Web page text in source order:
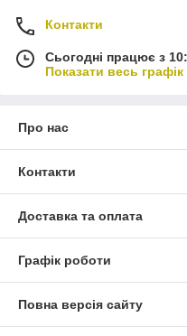
Контакти
Сьогодні працює з
Показати весь
Про нас
Контакти
Доставка та оплата
Графік роботи
Повна версія сайту